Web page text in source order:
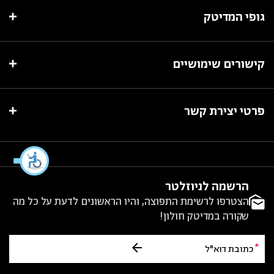
גופי המדיטק
קישורים שימושיים
פרטי יצירת קשר
הרשמה לניוזלטר
הצטרפו לרשימת התפוצה, והיו הראשונים לדעת על כל מה
שקורה במדיטק חולון!